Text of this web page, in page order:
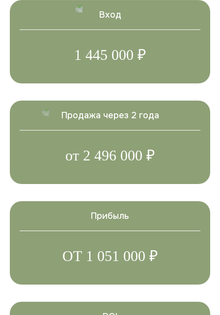
Вход
1 445 000 ₽
Продажа через 2 года
от 2 496 000 ₽
Прибыль
ОТ 1 051 000 ₽